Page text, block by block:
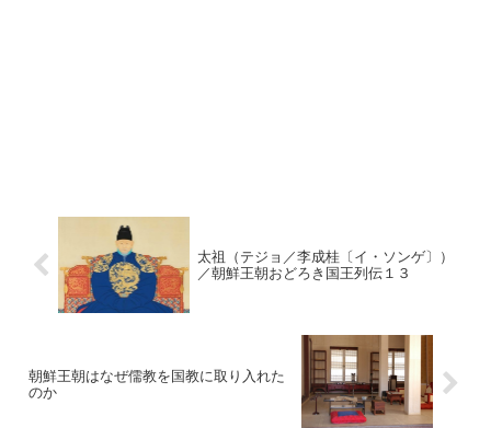
太祖（テジョ／李成桂〔イ・ソンゲ〕）
／朝鮮王朝おどろき国王列伝１３
朝鮮王朝はなぜ儒教を国教に取り入れた
のか